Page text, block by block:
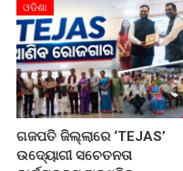
ଓଡିଶା
ଗଜପତି ଜିଲ୍ଲାରେ ‘TEJAS’
ଉଦ୍ୟୋଗୀ ସଚେତନତା